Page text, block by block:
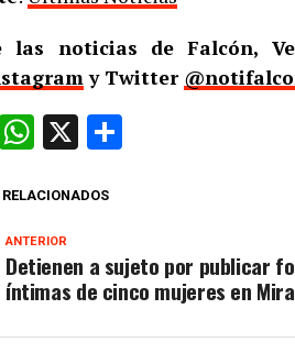
las noticias de Falcón,
y Twitter
Facebook
WhatsApp
X
ANTERIOR
Detienen a sujeto por publicar
íntimas de cinco mujeres en